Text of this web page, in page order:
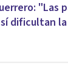
"Las
sí dificultan